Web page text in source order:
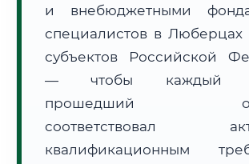
🔍 Нажмите на документ для увеличения и
и внебюджетными
специалистов в Люберцах
субъектов Российской
— чтобы каждый
прошедший
соответствовал
квалификационным